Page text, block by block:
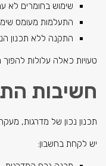
שימוש בחומרים לא
התעלמות מעומס
התקנה ללא תכנון
טעויות כאלה עלולות
חשיבות
תכנון נכון של מדרגות,
יש לקחת בחשבון: